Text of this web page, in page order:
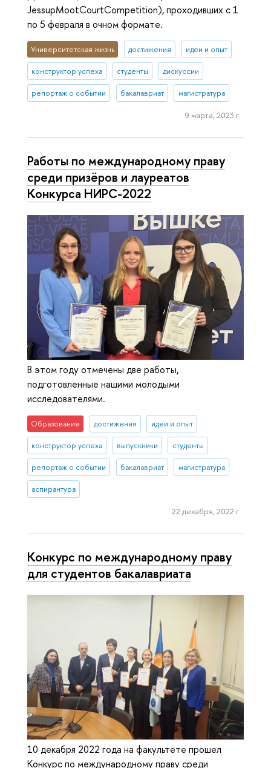
JessupMootCourtCompetition), проходивших с 1
по 5 февраля в очном формате.
Университетская жизнь достижения идеи и опыт
конструктор успеха студенты дискуссии
репортаж о событии бакалавриат магистратура
9 марта, 2023 г.
Работы по международному праву
среди призёров и лауреатов
Конкурса НИРС-2022
В этом году отмечены две работы,
подготовленные нашими молодыми
исследователями.
Образование достижения идеи и опыт
конструктор успеха выпускники студенты
репортаж о событии бакалавриат магистратура
аспирантура
22 декабря, 2022 г.
Конкурс по международному праву
для студентов бакалавриата
10 декабря 2022 года на факультете прошел
Конкурс по международному праву среди